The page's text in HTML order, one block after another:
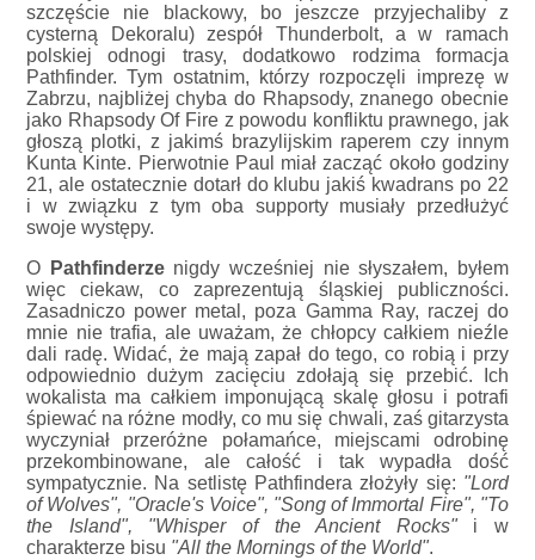
szczęście nie blackowy, bo jeszcze przyjechaliby z
cysterną Dekoralu) zespół Thunderbolt, a w ramach
polskiej odnogi trasy, dodatkowo rodzima formacja
Pathfinder. Tym ostatnim, którzy rozpoczęli imprezę w
Zabrzu, najbliżej chyba do Rhapsody, znanego obecnie
jako Rhapsody Of Fire z powodu konfliktu prawnego, jak
głoszą plotki, z jakimś brazylijskim raperem czy innym
Kunta Kinte. Pierwotnie Paul miał zacząć około godziny
21, ale ostatecznie dotarł do klubu jakiś kwadrans po 22
i w związku z tym oba supporty musiały przedłużyć
swoje występy.
O
Pathfinderzenigdy wcześniej nie słyszałem, byłem
więc ciekaw, co zaprezentują śląskiej publiczności.
Zasadniczo power metal, poza Gamma Ray, raczej do
mnie nie trafia, ale uważam, że chłopcy całkiem nieźle
dali radę. Widać, że mają zapał do tego, co robią i przy
odpowiednio dużym zacięciu zdołają się przebić. Ich
wokalista ma całkiem imponującą skalę głosu i potrafi
śpiewać na różne modły, co mu się chwali, zaś gitarzysta
wyczyniał przeróżne połamańce, miejscami odrobinę
przekombinowane, ale całość i tak wypadła dość
sympatycznie. Na setlistę Pathfindera złożyły się: "Lord
of Wolves", "Oracle's Voice", "Song of Immortal Fire", "To
the Island", "Whisper of the Ancient Rocks"i w
charakterze bisu "All the Mornings of the World".